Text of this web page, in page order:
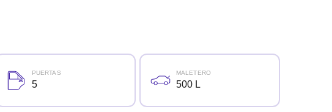
PUERTAS
5
MALETERO
500 L